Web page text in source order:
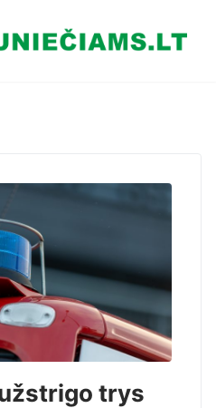
trys